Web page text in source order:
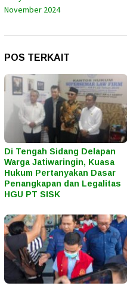
November 2024
POS TERKAIT
Di Tengah Sidang Delapan
Warga Jatiwaringin, Kuasa
Hukum Pertanyakan Dasar
Penangkapan dan Legalitas
HGU PT SISK